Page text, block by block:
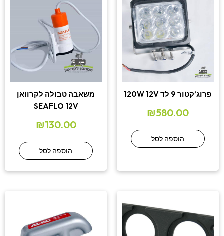
פרוג’קטור 9 לד 120W 12V
₪580.00
הוספה לסל
משאבה טבולה לקרוואן
SEAFLO 12V
₪130.00
הוספה לסל